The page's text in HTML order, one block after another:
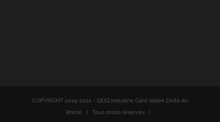
COPYRIGHT 2019-2022 - GEIQ Industrie Gard Vallée Delta du
Rhône | Tous droits réservés |